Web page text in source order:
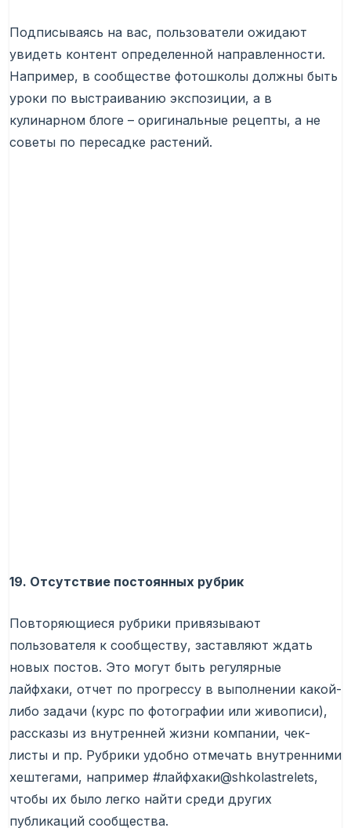
Подписываясь на вас, пользователи ожидают
увидеть контент определенной направленности.
Например, в сообществе фотошколы должны быть
уроки по выстраиванию экспозиции, а в
кулинарном блоге – оригинальные рецепты, а не
советы по пересадке растений.
19. Отсутствие постоянных рубрик
Повторяющиеся рубрики привязывают
пользователя к сообществу, заставляют ждать
новых постов. Это могут быть регулярные
лайфхаки, отчет по прогрессу в выполнении какой-
либо задачи (курс по фотографии или живописи),
рассказы из внутренней жизни компании, чек-
листы и пр. Рубрики удобно отмечать внутренними
хештегами, например #лайфхаки@shkolastrelets,
чтобы их было легко найти среди других
публикаций сообщества.